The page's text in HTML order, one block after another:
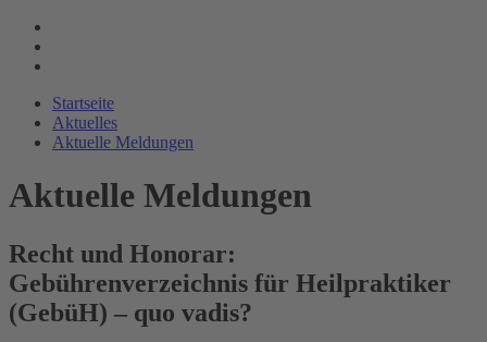
Startseite
Aktuelles
Aktuelle Meldungen
Aktuelle Meldungen
Recht und Honorar:
Gebührenverzeichnis für Heilpraktiker
(GebüH) – quo vadis?